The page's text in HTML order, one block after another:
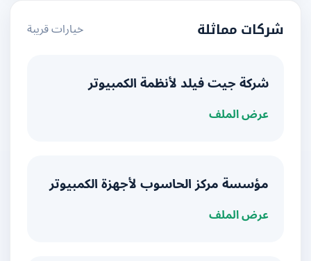
شركات مماثلة خيارات قريبة
شركة جيت فيلد لأنظمة الكمبيوتر
عرض الملف
مؤسسة مركز الحاسوب لأجهزة الكمبيوتر
عرض الملف